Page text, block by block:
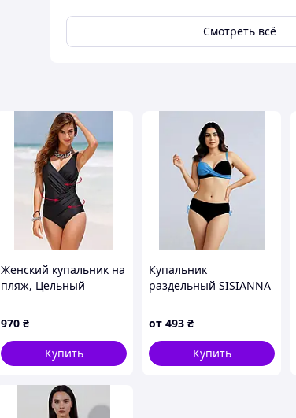
Смотреть всё
Женский купальник на
пляж, Цельный
Сплошной купальник с
утяжкой с высокими
трусиками
970 ₴
Купить
Купальник
раздельный SISIANNA
52 54 56 58 УКР
размеры
от 493 ₴
Купить